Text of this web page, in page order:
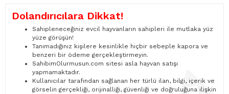
Dolandırıcılara Dikkat!
Sahipleneceğiniz evcil hayvanların sahipleri ile mutlaka yüz
yüze görüşün!
Tanımadığınız kişilere kesinlikle hiçbir sebeple kapora ve
benzeri bir ödeme gerçekleştirmeyin.
SahibimOlurmusun.com sitesi asla hayvan satışı
yapmamaktadır.
Kullanıcılar tarafından sağlanan her türlü ilan, bilgi, içerik ve
görselin gerçekliği, orijinalliği, güvenliği ve doğruluğuna ilişkin